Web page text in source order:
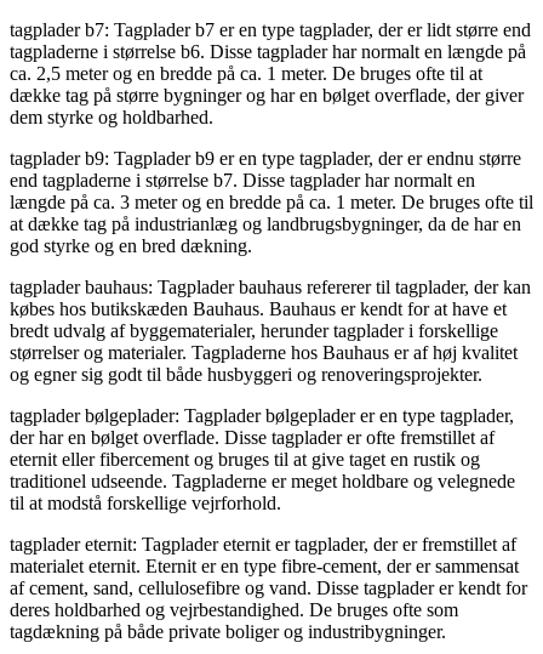
tagplader b7: Tagplader b7 er en type tagplader, der er lidt større end
tagpladerne i størrelse b6. Disse tagplader har normalt en længde på
ca. 2,5 meter og en bredde på ca. 1 meter. De bruges ofte til at
dække tag på større bygninger og har en bølget overflade, der giver
dem styrke og holdbarhed.
tagplader b9: Tagplader b9 er en type tagplader, der er endnu større
end tagpladerne i størrelse b7. Disse tagplader har normalt en
længde på ca. 3 meter og en bredde på ca. 1 meter. De bruges ofte til
at dække tag på industrianlæg og landbrugsbygninger, da de har en
god styrke og en bred dækning.
tagplader bauhaus: Tagplader bauhaus refererer til tagplader, der kan
købes hos butikskæden Bauhaus. Bauhaus er kendt for at have et
bredt udvalg af byggematerialer, herunder tagplader i forskellige
størrelser og materialer. Tagpladerne hos Bauhaus er af høj kvalitet
og egner sig godt til både husbyggeri og renoveringsprojekter.
tagplader bølgeplader: Tagplader bølgeplader er en type tagplader,
der har en bølget overflade. Disse tagplader er ofte fremstillet af
eternit eller fibercement og bruges til at give taget en rustik og
traditionel udseende. Tagpladerne er meget holdbare og velegnede
til at modstå forskellige vejrforhold.
tagplader eternit: Tagplader eternit er tagplader, der er fremstillet af
materialet eternit. Eternit er en type fibre-cement, der er sammensat
af cement, sand, cellulosefibre og vand. Disse tagplader er kendt for
deres holdbarhed og vejrbestandighed. De bruges ofte som
tagdækning på både private boliger og industribygninger.